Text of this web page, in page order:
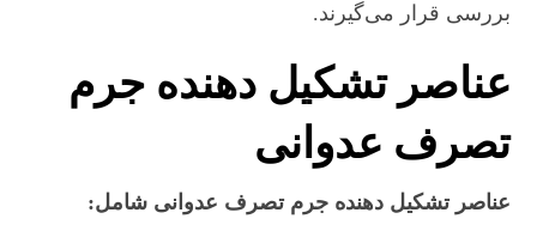
بررسی قرار می‌گیرند.
عناصر تشکیل دهنده جرم
تصرف عدوانی
عناصر تشکیل دهنده جرم تصرف عدوانی شامل: